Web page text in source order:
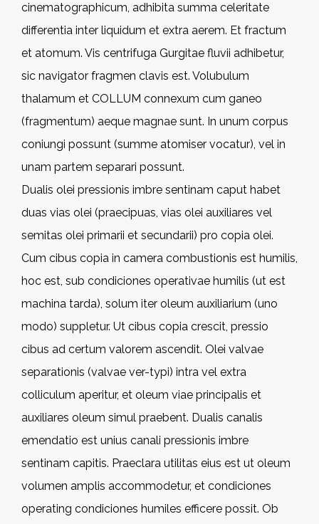
cinematographicum, adhibita summa celeritate
differentia inter liquidum et extra aerem. Et fractum
et atomum. Vis centrifuga Gurgitae fluvii adhibetur,
sic navigator fragmen clavis est. Volubulum
thalamum et COLLUM connexum cum ganeo
(fragmentum) aeque magnae sunt. In unum corpus
coniungi possunt (summe atomiser vocatur), vel in
unam partem separari possunt.
Dualis olei pressionis imbre sentinam caput habet
duas vias olei (praecipuas, vias olei auxiliares vel
semitas olei primarii et secundarii) pro copia olei.
Cum cibus copia in camera combustionis est humilis,
hoc est, sub condiciones operativae humilis (ut est
machina tarda), solum iter oleum auxiliarium (uno
modo) suppletur. Ut cibus copia crescit, pressio
cibus ad certum valorem ascendit. Olei valvae
separationis (valvae ver-typi) intra vel extra
colliculum aperitur, et oleum viae principalis et
auxiliares oleum simul praebent. Dualis canalis
emendatio est unius canali pressionis imbre
sentinam capitis. Praeclara utilitas eius est ut oleum
volumen amplis accommodetur, et condiciones
operating condiciones humiles efficere possit. Ob